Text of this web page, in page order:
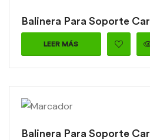
Balinera Para Soporte
LEER MÁS
Balinera Para Soporte